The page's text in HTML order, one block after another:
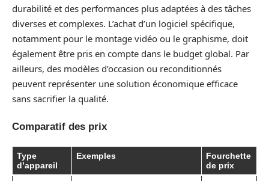
durabilité et des performances plus adaptées à des tâches
diverses et complexes. L’achat d’un logiciel spécifique,
notamment pour le montage vidéo ou le graphisme, doit
également être pris en compte dans le budget global. Par
ailleurs, des modèles d’occasion ou reconditionnés
peuvent représenter une solution économique efficace
sans sacrifier la qualité.
Comparatif des prix
Type
d’appareil
Exemples
Fourchette
de prix